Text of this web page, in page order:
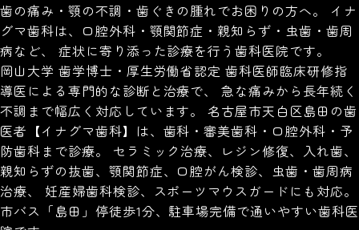
歯の痛み・顎の不調・歯ぐきの腫れでお困りの方へ。 イナ
グマ歯科は、口腔外科・顎関節症・親知らず・虫歯・歯周
病など、 症状に寄り添った診療を行う歯科医院です。
岡山大学 歯学博士・厚生労働省認定 歯科医師臨床研修指
導医による専門的な診断と治療で、 急な痛みから長年続く
不調まで幅広く対応しています。 名古屋市天白区島田の歯
医者【イナグマ歯科】は、歯科・審美歯科・口腔外科・予
防歯科まで診療。 セラミック治療、レジン修復、入れ歯、
親知らずの抜歯、顎関節症、口腔がん検診、虫歯・歯周病
治療、 妊産婦歯科検診、スポーツマウスガードにも対応。
市バス「島田」停徒歩1分、駐車場完備で通いやすい歯科医